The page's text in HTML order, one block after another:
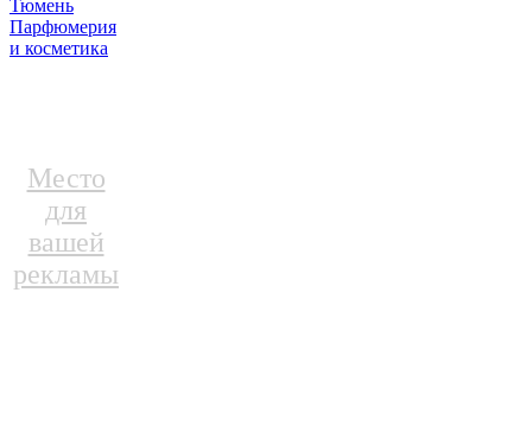
Тюмень
Парфюмерия
и косметика
Место
для
вашей
рекламы